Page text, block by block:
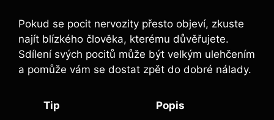
Pokud se pocit nervozity přesto objeví, zkuste
najít blízkého člověka, kterému důvěřujete.
Sdílení svých pocitů může být velkým ulehčením
a pomůže vám se dostat zpět do dobré nálady.
Tip Popis